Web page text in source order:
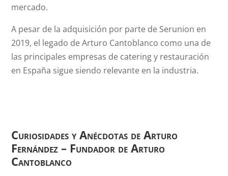
mercado.
A pesar de la adquisición por parte de Serunion en
2019, el legado de Arturo Cantoblanco como una de
las principales empresas de catering y restauración
en España sigue siendo relevante en la industria.
Curiosidades y Anécdotas de Arturo
Fernández – Fundador de Arturo
Cantoblanco